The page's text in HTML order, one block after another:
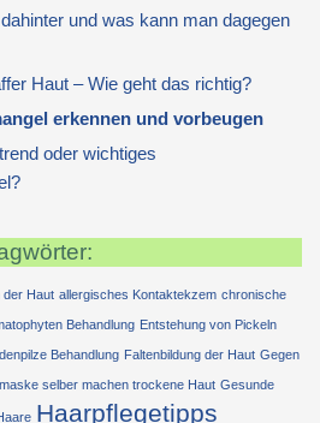
und was kann man dagegen
Haut – Wie geht das richtig?
erkennen und vorbeugen
oder wichtiges
der Haut allergisches Kontaktekzem chronische
Behandlung Entstehung von Pickeln
Behandlung Faltenbildung der Haut Gegen
selber machen trockene Haut Gesunde
Haarpflegetipps